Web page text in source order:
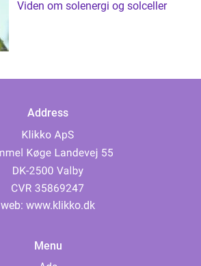
Viden om solenergi og solceller
Address
web: www.klikko.dk
Menu